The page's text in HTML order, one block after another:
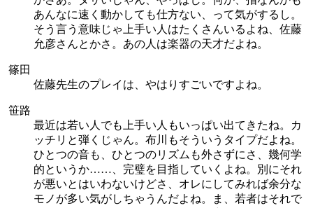
あんなに速く動かしても仕方ない、って気がするし。
そう言う意味じゃ上手い人はたくさんいるよね、佐藤
允彦さんとかさ。あの人は楽器の天才だよね。
篠田
佐藤先生のプレイは、やはりすごいですよね。
笹路
最近は若い人でも上手い人もいっぱい出てきたね。カ
ッチリと弾くじゃん。布川もそういうタイプだよね。
ひとつの音も、ひとつのリズムも外さずにさ、幾何学
的というか……、完璧を目指していくよね。別にそれ
が悪いとはいわないけどさ、オレにしてみれば余分な
モノが多い気がしちゃうんだよね。ま、若者はそれで